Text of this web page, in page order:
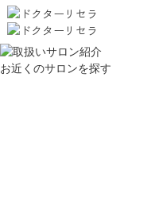
お近くのサロンを探す